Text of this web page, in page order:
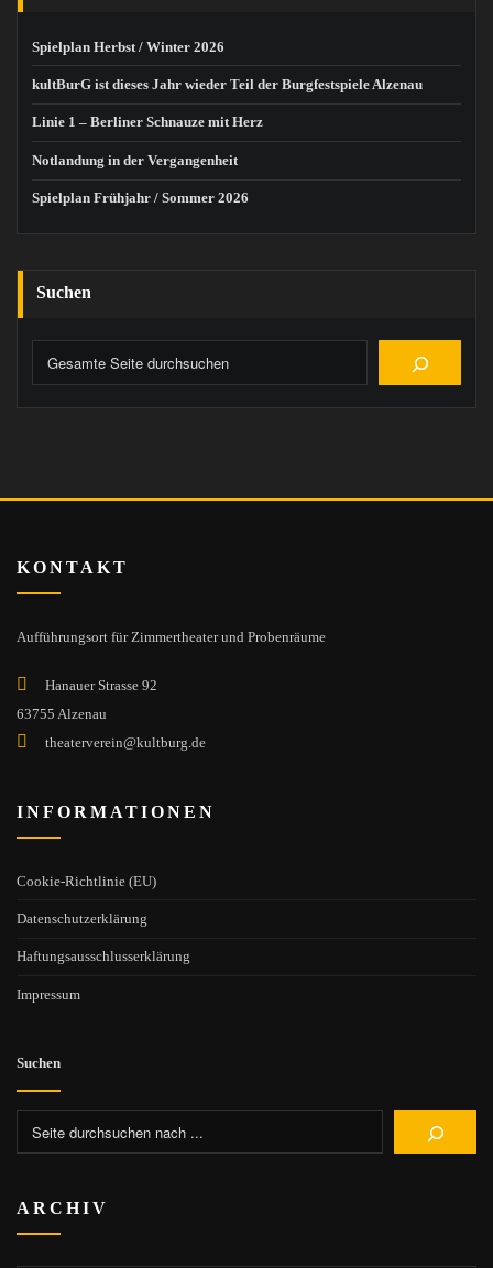
Spielplan Herbst / Winter 2026
kultBurG ist dieses Jahr wieder Teil der Burgfestspiele Alzenau
Linie 1 – Berliner Schnauze mit Herz
Notlandung in der Vergangenheit
Spielplan Frühjahr / Sommer 2026
Suchen
KONTAKT
Aufführungsort für Zimmertheater und Probenräume
Hanauer Strasse 92
63755 Alzenau
theaterverein@kultburg.de
INFORMATIONEN
Cookie-Richtlinie (EU)
Datenschutzerklärung
Haftungsausschlusserklärung
Impressum
Suchen
ARCHIV